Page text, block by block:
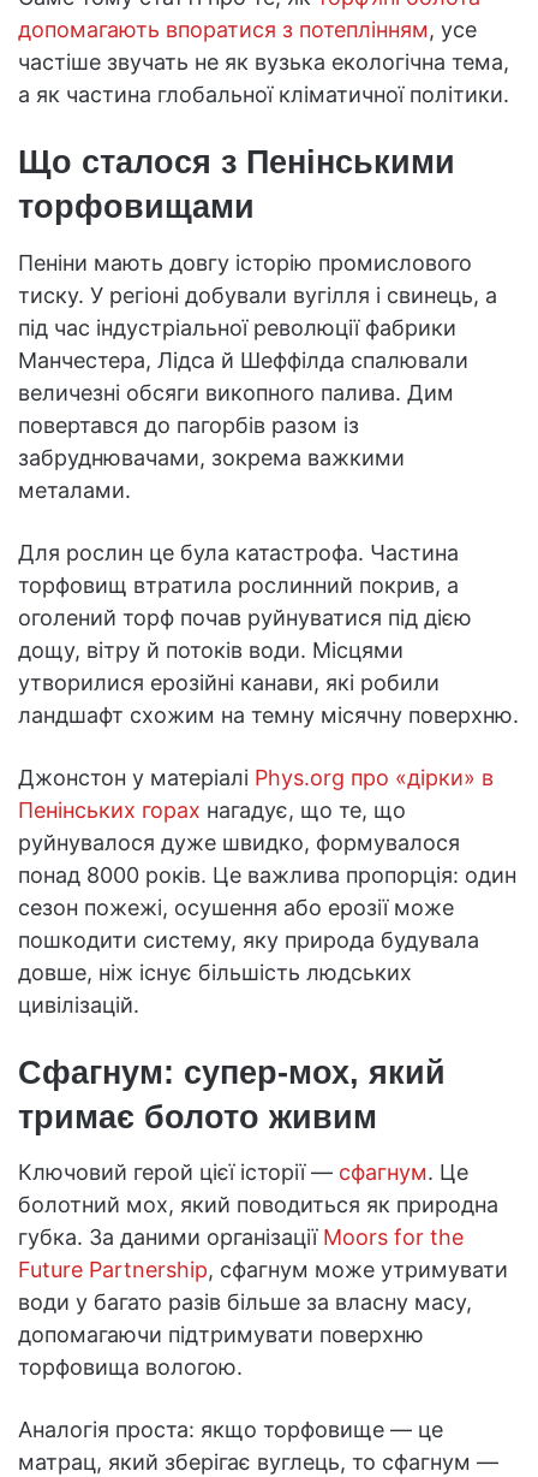
допомагають впоратися з потеплінням, усе
частіше звучать не як вузька екологічна тема,
а як частина глобальної кліматичної політики.
Що сталося з Пенінськими
торфовищами
Пеніни мають довгу історію промислового
тиску. У регіоні добували вугілля і свинець, а
під час індустріальної революції фабрики
Манчестера, Лідса й Шеффілда спалювали
величезні обсяги викопного палива. Дим
повертався до пагорбів разом із
забруднювачами, зокрема важкими
металами.
Для рослин це була катастрофа. Частина
торфовищ втратила рослинний покрив, а
оголений торф почав руйнуватися під дією
дощу, вітру й потоків води. Місцями
утворилися ерозійні канави, які робили
ландшафт схожим на темну місячну поверхню.
Джонстон у матеріалі Phys.org про «дірки» в
Пенінських горах нагадує, що те, що
руйнувалося дуже швидко, формувалося
понад 8000 років. Це важлива пропорція: один
сезон пожежі, осушення або ерозії може
пошкодити систему, яку природа будувала
довше, ніж існує більшість людських
цивілізацій.
Сфагнум: супер-мох, який
тримає болото живим
Ключовий герой цієї історії — сфагнум. Це
болотний мох, який поводиться як природна
губка. За даними організації Moors for the
Future Partnership, сфагнум може утримувати
води у багато разів більше за власну масу,
допомагаючи підтримувати поверхню
торфовища вологою.
Аналогія проста: якщо торфовище — це
матрац, який зберігає вуглець, то сфагнум —